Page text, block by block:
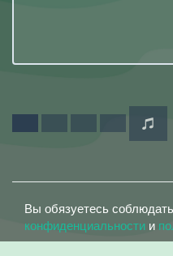
Вы обязуетесь соблюдать
конфиденциальности и